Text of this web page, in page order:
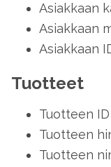
Asiakkaan
Asiakkaan
Asiakkaan
Tuotteet
Tuotteen ID
Tuotteen
Tuotteen